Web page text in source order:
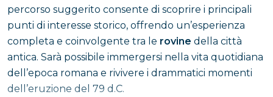
percorso suggerito consente di scoprire i principali
punti di interesse storico, offrendo un’esperienza
completa e coinvolgente tra le rovine della città
antica. Sarà possibile immergersi nella vita quotidiana
dell’epoca romana e rivivere i drammatici momenti
dell’eruzione del 79 d.C.